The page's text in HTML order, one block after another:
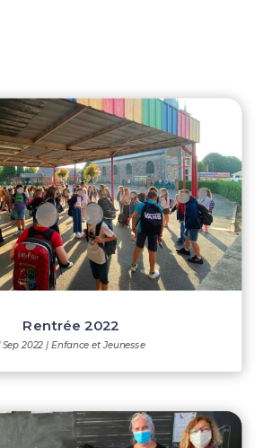
Rentrée 2022
Sep 2022 | Enfance et Jeunesse